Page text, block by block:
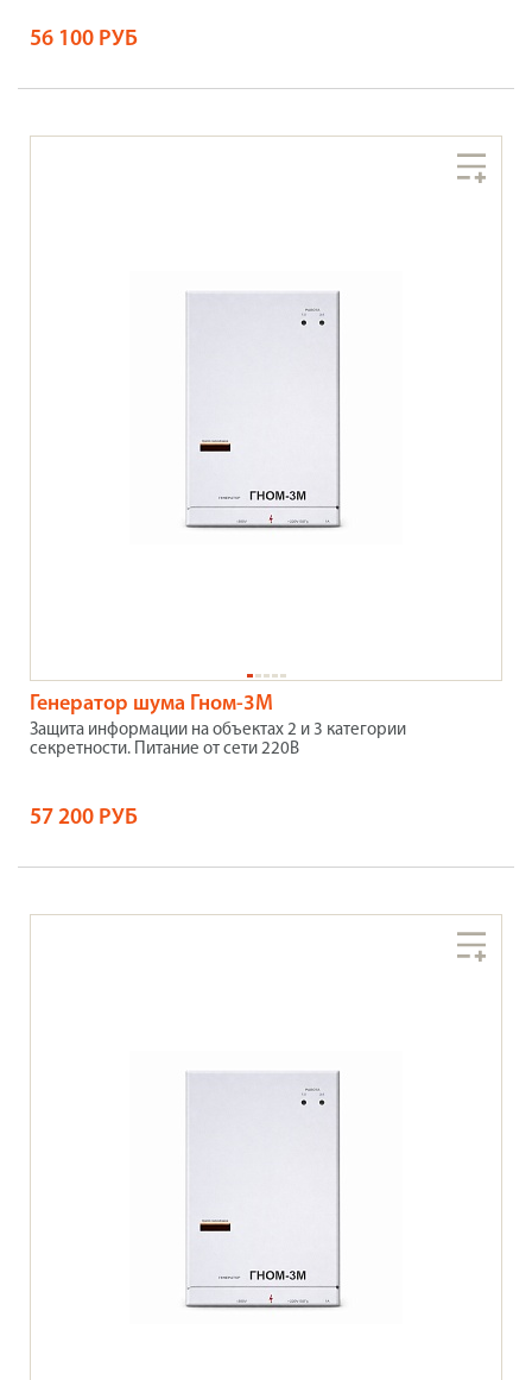
56 100 РУБ
Генератор шума Гном-3М
Защита информации на объектах 2 и 3 категории
секретности. Питание от сети 220В
57 200 РУБ